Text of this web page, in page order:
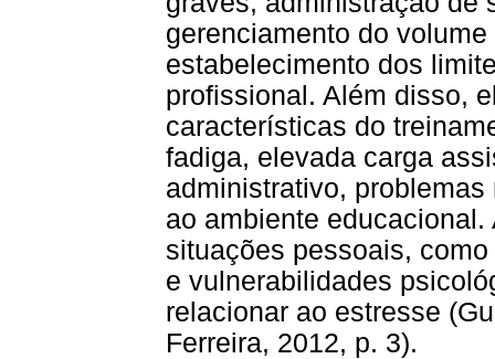
gerenciamento do
estabelecimento dos
profissional. Além disso,
características do
fadiga, elevada carga
administrativo,
ao ambiente
situações pessoais,
e vulnerabilidades
relacionar ao estresse
Ferreira, 2012, p. 3).